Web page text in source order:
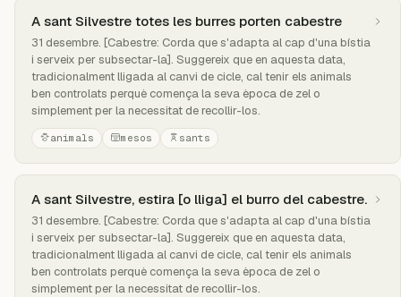
A sant Silvestre totes les burres porten cabestre
31 desembre. [Cabestre: Corda que s'adapta al cap d'una bístia
i serveix per subsectar-la]. Suggereix que en aquesta data,
tradicionalment lligada al canvi de cicle, cal tenir els animals
ben controlats perquè comença la seva època de zel o
simplement per la necessitat de recollir-los.
animals mesos sants
A sant Silvestre, estira [o lliga] el burro del cabestre.
31 desembre. [Cabestre: Corda que s'adapta al cap d'una bístia
i serveix per subsectar-la]. Suggereix que en aquesta data,
tradicionalment lligada al canvi de cicle, cal tenir els animals
ben controlats perquè comença la seva època de zel o
simplement per la necessitat de recollir-los.